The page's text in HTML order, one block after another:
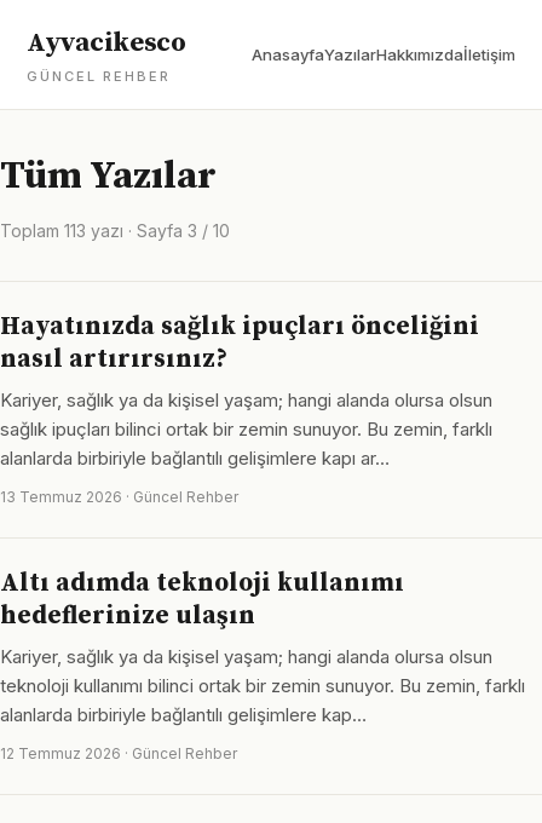
Ayvacikesco
GÜNCEL REHBER
AnasayfaYazılarHakkımızdaİletişim
Tüm Yazılar
Toplam 113 yazı · Sayfa 3 / 10
Hayatınızda sağlık ipuçları önceliğini
nasıl artırırsınız?
Kariyer, sağlık ya da kişisel yaşam; hangi alanda olursa olsun
sağlık ipuçları bilinci ortak bir zemin sunuyor. Bu zemin, farklı
alanlarda birbiriyle bağlantılı gelişimlere kapı ar…
13 Temmuz 2026 · Güncel Rehber
Altı adımda teknoloji kullanımı
hedeflerinize ulaşın
Kariyer, sağlık ya da kişisel yaşam; hangi alanda olursa olsun
teknoloji kullanımı bilinci ortak bir zemin sunuyor. Bu zemin, farklı
alanlarda birbiriyle bağlantılı gelişimlere kap…
12 Temmuz 2026 · Güncel Rehber